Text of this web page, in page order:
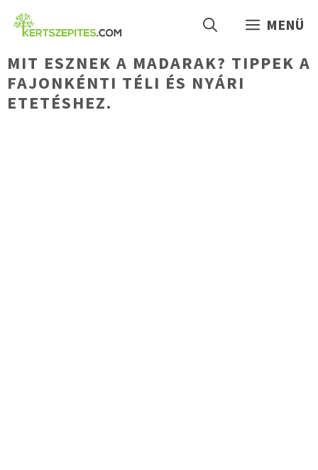
Kilépés
MENÜ
MIT ESZNEK A MADARAK? TIPPEK A
FAJONKÉNTI TÉLI ÉS NYÁRI
ETETÉSHEZ.